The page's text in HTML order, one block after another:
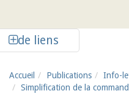
de liens
Accueil Publications Info-
Simplification de la